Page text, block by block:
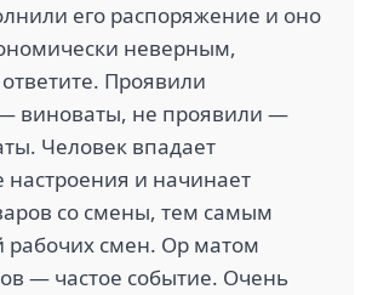
его распоряжение и оно
неверным,
Проявили
виноваты, не проявили —
Человек впадает
настроения и начинает
со смены, тем самым
смен. Ор матом
— частое событие. Очень